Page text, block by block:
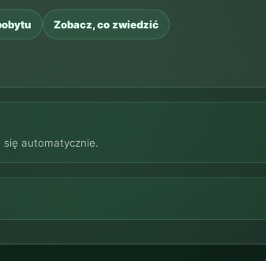
Zobacz, co zwiedzić
automatycznie.